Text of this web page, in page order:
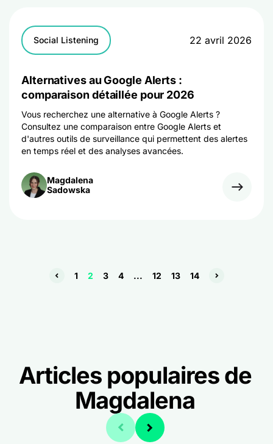
Social Listening 22 avril 2026
Alternatives au Google Alerts :
comparaison détaillée pour 2026
Vous recherchez une alternative à Google Alerts ?
Consultez une comparaison entre Google Alerts et
d'autres outils de surveillance qui permettent des alertes
en temps réel et des analyses avancées.
Magdalena
Sadowska
1 2 3 4 ... 12 13 14
Articles populaires de
Magdalena